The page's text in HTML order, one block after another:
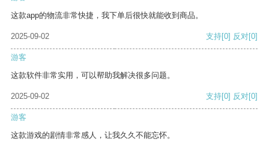
这款app的物流非常快捷，我下单后很快就能收到商品。
2025-09-02 支持[0] 反对[0]
游客
这款软件非常实用，可以帮助我解决很多问题。
2025-09-02 支持[0] 反对[0]
游客
这款游戏的剧情非常感人，让我久久不能忘怀。